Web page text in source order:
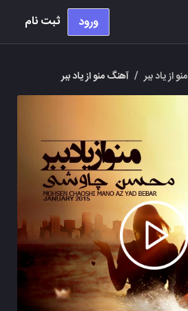
ورود ثبت نام
منو از یاد ببر / آهنگ منو از یاد ببر